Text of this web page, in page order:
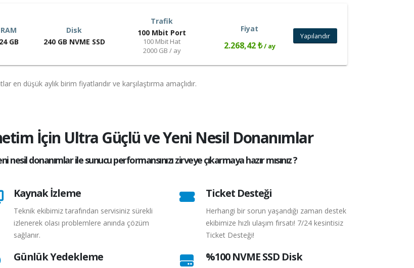
RAM
24 GB
Disk
240 GB NVME SSD
Trafik
100 Mbit Port
100 Mbit Hat
2000 GB / ay
Fiyat
2.268,42 ₺/ ay
Yapılandır
en düşük aylık birim fiyatlarıdır ve karşılaştırma amaçlıdır.
İçin Ultra Güçlü ve Yeni Nesil Donanımlar
donanımlar ile sunucu performansınızı zirveye çıkarmaya hazır mısınız ?
Kaynak İzleme
Teknik ekibimiz tarafından servisiniz sürekli
izlenerek olası problemlere anında çözüm
sağlanır.
Ticket Desteği
Herhangi bir sorun yaşandığı zaman destek
ekibimize hızlı ulaşım fırsatı! 7/24 kesintisiz
Ticket Desteği!
Günlük Yedekleme %100 NVME SSD Disk